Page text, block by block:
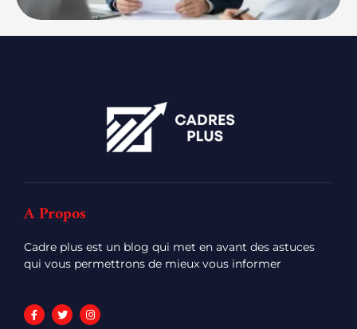
A Propos
Cadre plus est un blog qui met en avant des astuces
qui vous permettrons de mieux vous informer